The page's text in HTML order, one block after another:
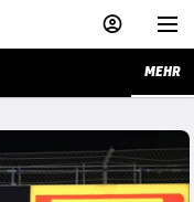


MEHR